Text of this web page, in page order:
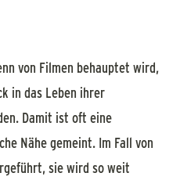
von Filmen behauptet wird,
in das Leben ihrer
Damit ist oft eine
Nähe gemeint. Im Fall von
sie wird so weit